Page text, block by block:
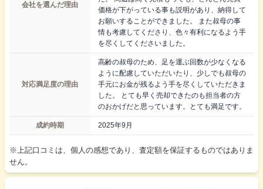
会社を選んだ理由
価格が下がっている事も説明があり、納得して
お願いすることができました。 また叔母の事
情も考慮してくださり、色々有利になるよう手
を尽くしてくださいました。
対応満足度の理由
高齢の叔母のため、足を運ぶ回数が少なくなる
ように配慮していただいたり、少しでも叔母の
手元にお金が残るよう手を尽くしていただきま
した。 とても早く売却できたのも担当者の方
のおかげだと思っています。とても満足です。
成約時期 2025年9月
※上記口コミは、個人の感想であり、査定額を保証するものではありま
せん。